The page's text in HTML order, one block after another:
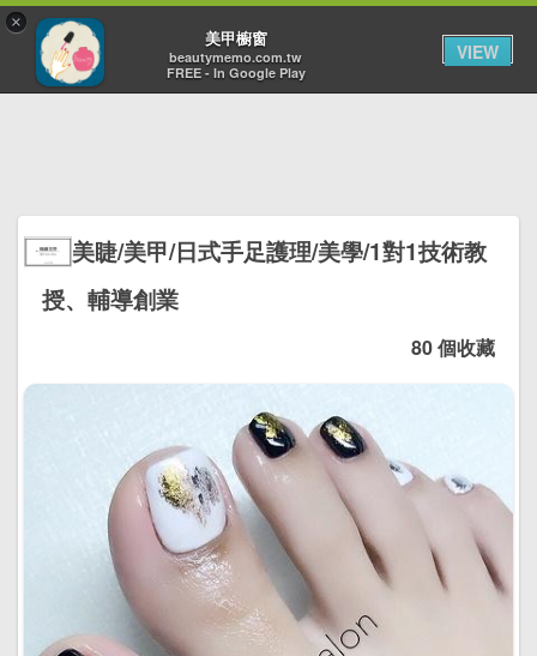
美睫/美甲/日式手足護理/美學/1對1技術教
授、輔導創業
80 個收藏
×
美甲櫥窗
beautymemo.com.tw
FREE - In Google Play
VIEW